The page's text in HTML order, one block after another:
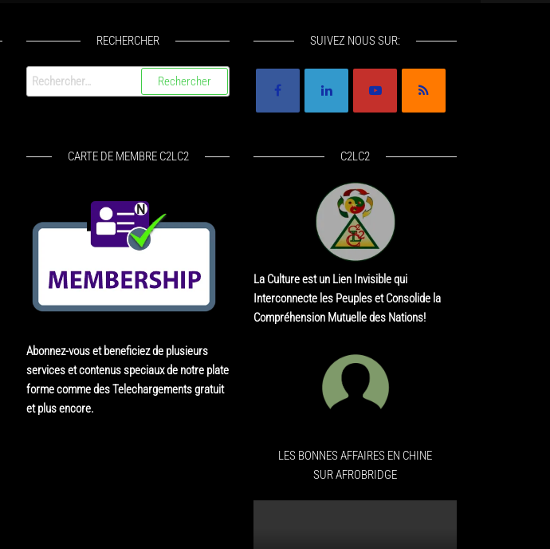
RECHERCHER SUIVEZ NOUS SUR:
CARTE DE MEMBRE C2LC2
Abonnez-vous et beneficiez de plusieurs
services et contenus speciaux de notre plate
forme comme des Telechargements gratuit
et plus encore.
C2LC2
La Culture est un Lien Invisible qui
Interconnecte les Peuples et Consolide la
Compréhension Mutuelle des Nations!
LES BONNES AFFAIRES EN CHINE
SUR AFROBRIDGE